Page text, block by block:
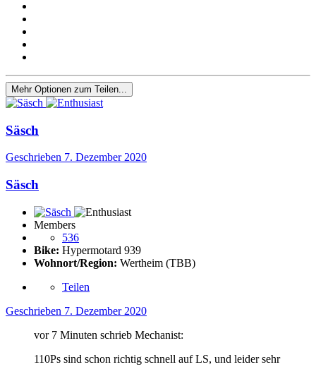
Mehr Optionen zum Teilen...
Säsch
Geschrieben 7. Dezember 2020
Säsch
Members
536
Bike: Hypermotard 939
Wohnort/Region: Wertheim (TBB)
Teilen
Geschrieben 7. Dezember 2020
vor 7 Minuten schrieb Mechanist:
110Ps sind schon richtig schnell auf LS, und leider sehr